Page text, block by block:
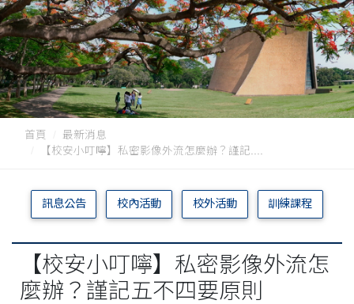
首頁
最新消息
【校安小叮嚀】私密影像外流怎麼辦？謹記....
訊息公告 校內活動 校外活動 訓練課程
【校安小叮嚀】私密影像外流怎
麼辦？謹記五不四要原則